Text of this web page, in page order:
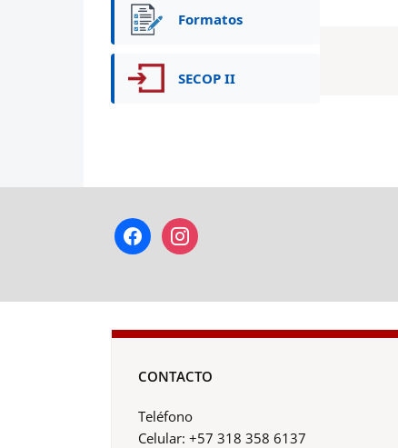
Formatos
SECOP II
facebookinstagram
CONTACTO
Teléfono
Celular: +57 318 358 6137